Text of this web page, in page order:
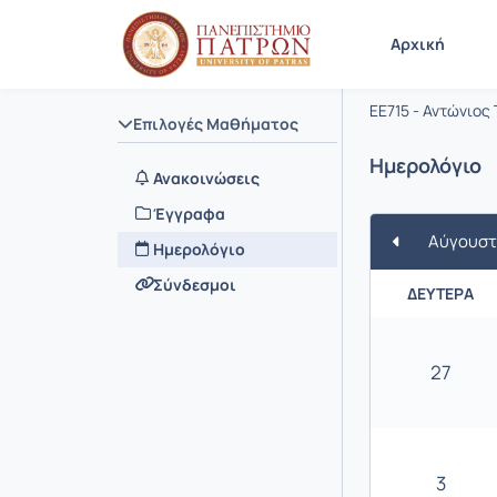
Αρχική
Επιλογές Μαθήματος
Ανακοινώσεις
Έγγραφα
Ημερολόγιο
Σύνδεσμοι
Μάθημα :
Κωδικός :
EE715 - Αντώνιος
Ημερολόγιο
ΔΕΥΤΈΡΑ
27
3